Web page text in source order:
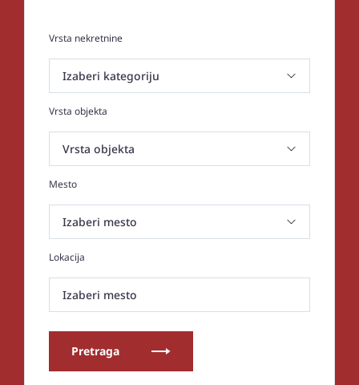
Vrsta nekretnine
Vrsta objekta
Mesto
Lokacija
Izaberi mesto
Pretraga